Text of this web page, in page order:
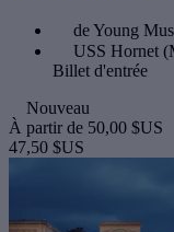
de Young
USS Hornet
Billet d'entrée
Nouveau
À partir de 50,00 $US
47,50 $US